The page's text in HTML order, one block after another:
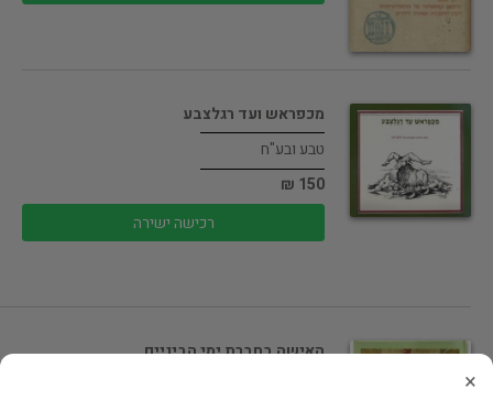
מכפראש ועד רגלצבע
טבע ובע"ח
150 ₪
רכישה ישירה
האישה בחברת ימי הביניים
×